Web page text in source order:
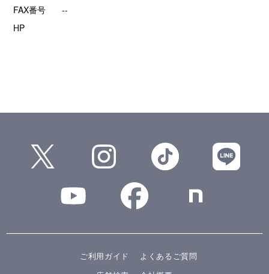
FAX番号
--
HP
ご利用ガイド
よくあるご質問